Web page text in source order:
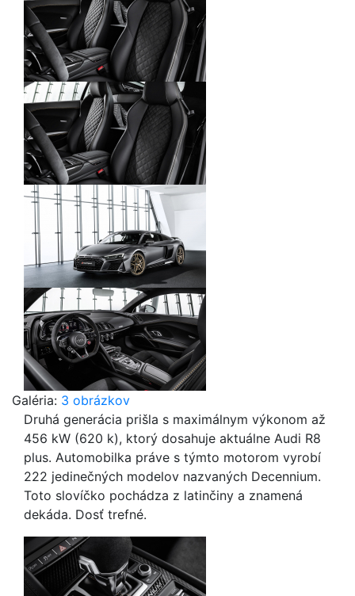
Galéria: 3 obrázkov
Druhá generácia prišla s maximálnym výkonom až
456 kW (620 k), ktorý dosahuje aktuálne Audi R8
plus. Automobilka práve s týmto motorom vyrobí
222 jedinečných modelov nazvaných Decennium.
Toto slovíčko pochádza z latinčiny a znamená
dekáda. Dosť trefné.